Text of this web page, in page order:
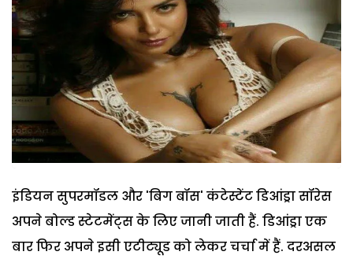
इंडियन सुपरमॉडल और 'बिग बॉस' कंटेस्टेंट डिआंड्रा सॉरेस
अपने बोल्ड स्टेटमेंट्स के लिए जानी जाती हैं. डिआंड्रा एक
बार फिर अपने इसी एटीट्यूड को लेकर चर्चा में हैं. दरअसल